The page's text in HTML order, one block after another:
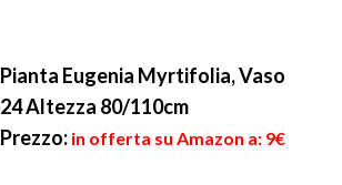
Pianta Eugenia Myrtifolia, Vaso
24 Altezza 80/110cm
Prezzo: in offerta su Amazon a: 9€